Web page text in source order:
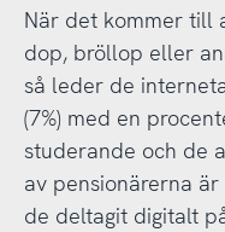
När det kommer till
dop, bröllop eller
så leder de
(7%) med en
studerande och de
av pensionärerna
de deltagit digitalt